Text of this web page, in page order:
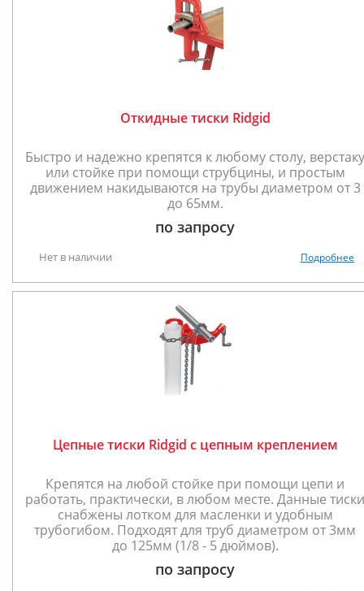
Откидные тиски Ridgid
Быстро и надежно крепятся к любому столу, верстаку
или стойке при помощи струбцины, и простым
движением накидываются на трубы диаметром от 3
до 65мм.
по запросу
Нет в наличии Подробнее
Цепные тиски Ridgid с цепным креплением
Крепятся на любой стойке при помощи цепи и
работать, практически, в любом месте. Данные тиски
снабжены лотком для масленки и удобным
трубогибом. Подходят для труб диаметром от 3мм
до 125мм (1/8 - 5 дюймов).
по запросу